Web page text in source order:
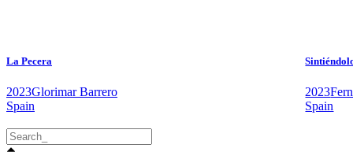
La Pecera
2023Glorimar Barrero
Spain
2023
Spain